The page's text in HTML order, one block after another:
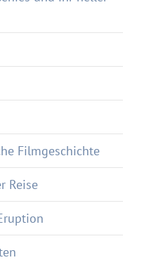
Filmgeschichte
Reise